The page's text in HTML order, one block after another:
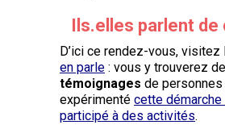
Ils.elles parlent de
D’ici ce rendez-vous, visitez
en parle : vous y trouverez de
témoignages de personnes
expérimenté cette démarche
participé à des activités.